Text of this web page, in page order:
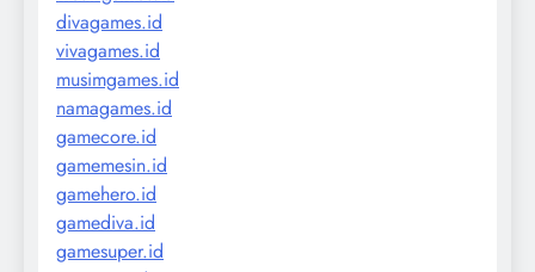
divagames.id
vivagames.id
musimgames.id
namagames.id
gamecore.id
gamemesin.id
gamehero.id
gamediva.id
gamesuper.id